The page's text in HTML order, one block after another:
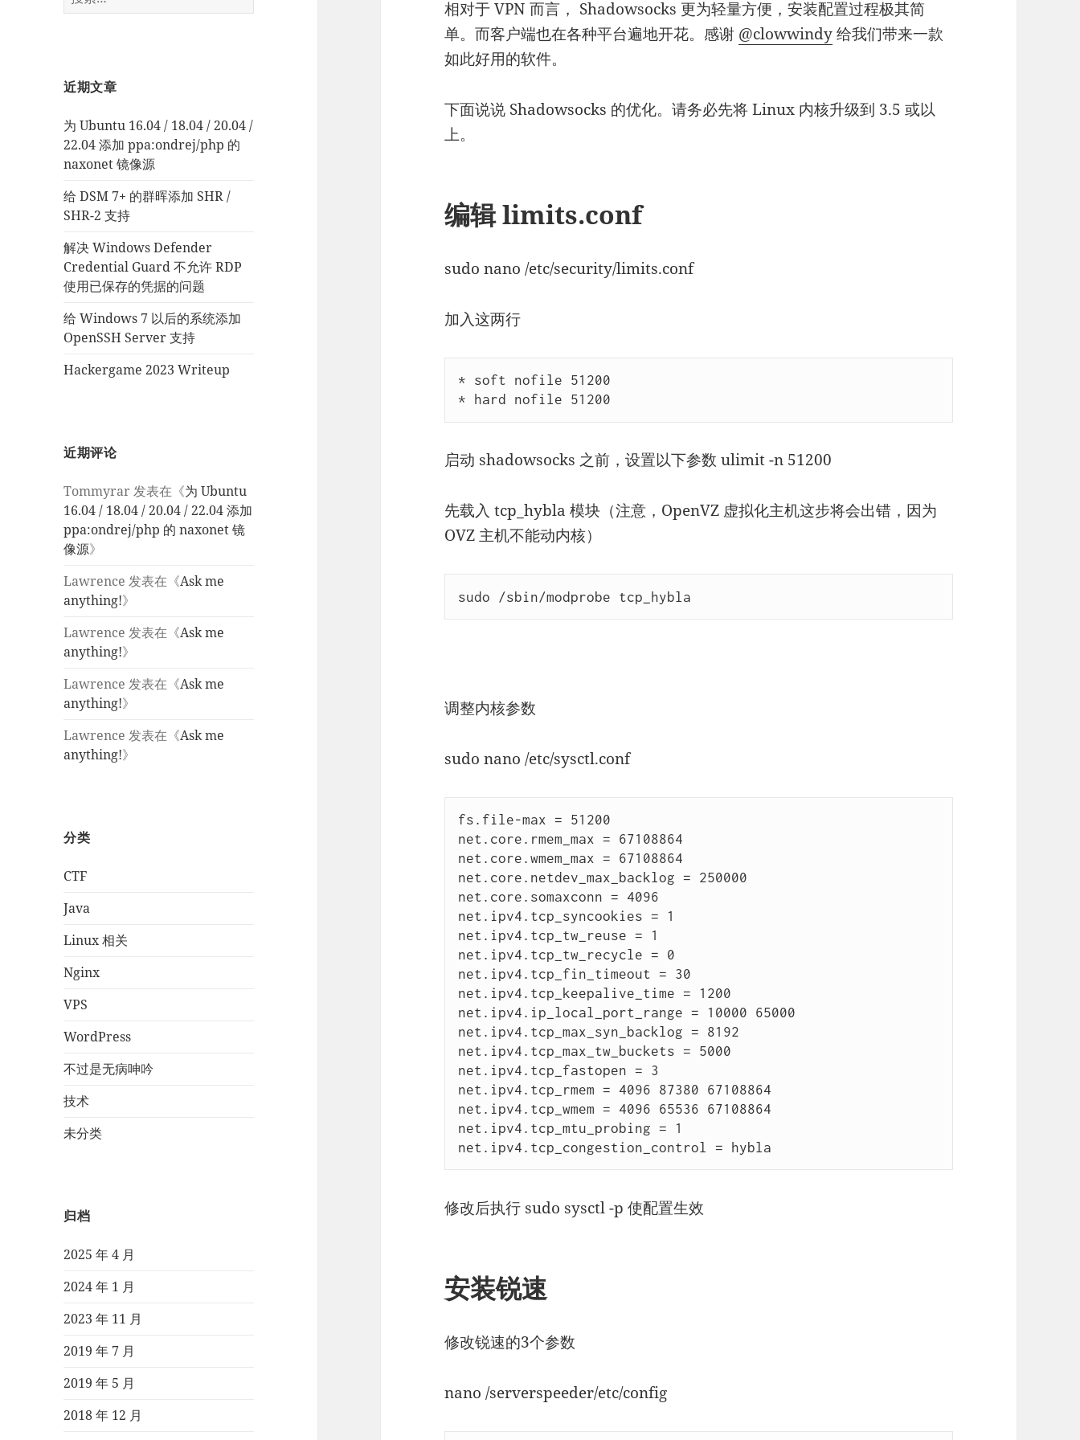
索：
近期文章
为 Ubuntu 16.04 / 18.04 / 20.04 /
22.04 添加 ppa:ondrej/php 的
naxonet 镜像源
给 DSM 7+ 的群晖添加 SHR /
SHR-2 支持
解决 Windows Defender
Credential Guard 不允许 RDP
使用已保存的凭据的问题
给 Windows 7 以后的系统添加
OpenSSH Server 支持
Hackergame 2023 Writeup
近期评论
Tommyrar 发表在《为 Ubuntu
16.04 / 18.04 / 20.04 / 22.04 添加
ppa:ondrej/php 的 naxonet 镜
像源》
Lawrence 发表在《Ask me
anything!》
Lawrence 发表在《Ask me
anything!》
Lawrence 发表在《Ask me
anything!》
Lawrence 发表在《Ask me
anything!》
分类
CTF
Java
Linux 相关
Nginx
VPS
WordPress
不过是无病呻吟
技术
未分类
归档
2025 年 4 月
2024 年 1 月
2023 年 11 月
2019 年 7 月
2019 年 5 月
2018 年 12 月
相对于 VPN 而言， Shadowsocks 更为轻量方便，安装配置过程极其简
单。而客户端也在各种平台遍地开花。感谢 @clowwindy给我们带来一款
如此好用的软件。
下面说说 Shadowsocks 的优化。请务必先将 Linux 内核升级到 3.5 或以
上。
编辑 limits.conf
sudo nano /etc/security/limits.conf
加入这两行
* soft nofile 51200
* hard nofile 51200
启动 shadowsocks 之前，设置以下参数ulimit -n 51200
先载入 tcp_hybla 模块（注意，OpenVZ 虚拟化主机这步将会出错，因为
OVZ 主机不能动内核）
sudo /sbin/modprobe tcp_hybla
调整内核参数
sudo nano /etc/sysctl.conf
fs.file-max = 51200
net.core.rmem_max = 67108864
net.core.wmem_max = 67108864
net.core.netdev_max_backlog = 250000
net.core.somaxconn = 4096
net.ipv4.tcp_syncookies = 1
net.ipv4.tcp_tw_reuse = 1
net.ipv4.tcp_tw_recycle = 0
net.ipv4.tcp_fin_timeout = 30
net.ipv4.tcp_keepalive_time = 1200
net.ipv4.ip_local_port_range = 10000 65000
net.ipv4.tcp_max_syn_backlog = 8192
net.ipv4.tcp_max_tw_buckets = 5000
net.ipv4.tcp_fastopen = 3
net.ipv4.tcp_rmem = 4096 87380 67108864
net.ipv4.tcp_wmem = 4096 65536 67108864
net.ipv4.tcp_mtu_probing = 1
net.ipv4.tcp_congestion_control = hybla
修改后执行 sudo sysctl -p 使配置生效
安装锐速
修改锐速的3个参数
nano /serverspeeder/etc/config